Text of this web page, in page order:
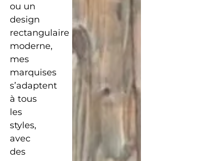
ou un
design
rectangulaire
moderne,
mes
marquises
s’adaptent
à tous
les
styles,
avec
des